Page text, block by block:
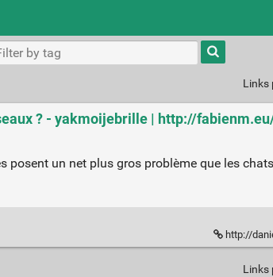
Type 1 or
more
characters
results.
Links
? - yakmoijebrille | http://
posent un net plus gros problème que les
http://
Links